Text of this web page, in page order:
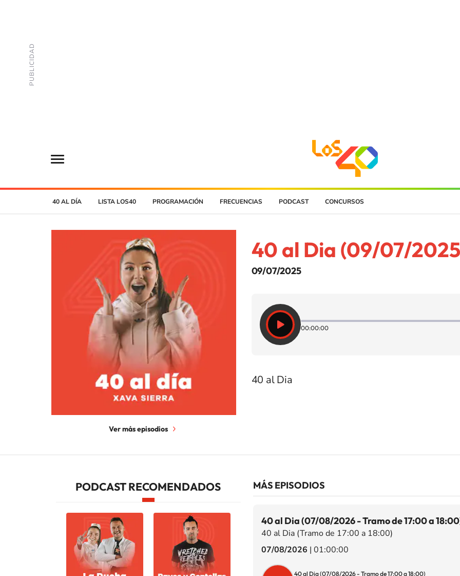
40 AL DÍA LISTA LOS40 PROGRAMACIÓN FRECUENCIAS PODCAST CONCURSOS
Ver más episodios
40 al Dia (09/07/
09/07/2025
00:00:00
40 al Dia
MÁS EPISODIOS
40 al Dia (07/08/2026 - Tramo de 17:00 a
40 al Dia (Tramo de 17:00 a 18:00)
07/08/2026 | 01:00:00
40 al Dia (07/08/2026 - Tramo de 17:00 a 18:00)
PODCAST RECOMENDADOS